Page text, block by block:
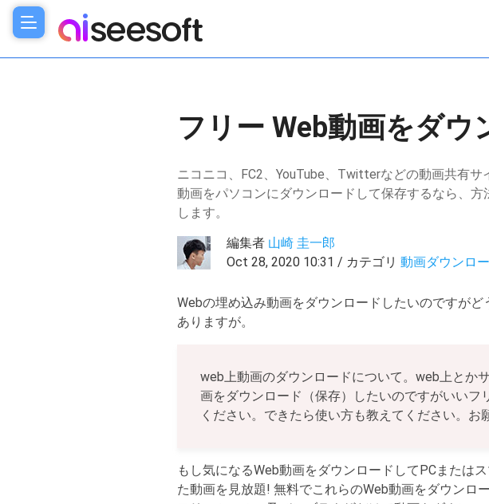
フリー Web動画をダ
ニコニコ、FC2、YouTube、Twitterなどの動画共有
動画をパソコンにダウンロードして保存するなら、
します。
編集者 山崎 圭一郎
Oct 28, 2020 10:31 / カテゴリ 動画ダウンロ
Webの埋め込み動画をダウンロードしたいのですが
ありますが。
web上動画のダウンロードについて。web上とか
画をダウンロード（保存）したいのですがいい
ください。できたら使い方も教えてください。お
もし気になるWeb動画をダウンロードしてPCまたは
た動画を見放題! 無料でこれらのWeb動画をダウンロ